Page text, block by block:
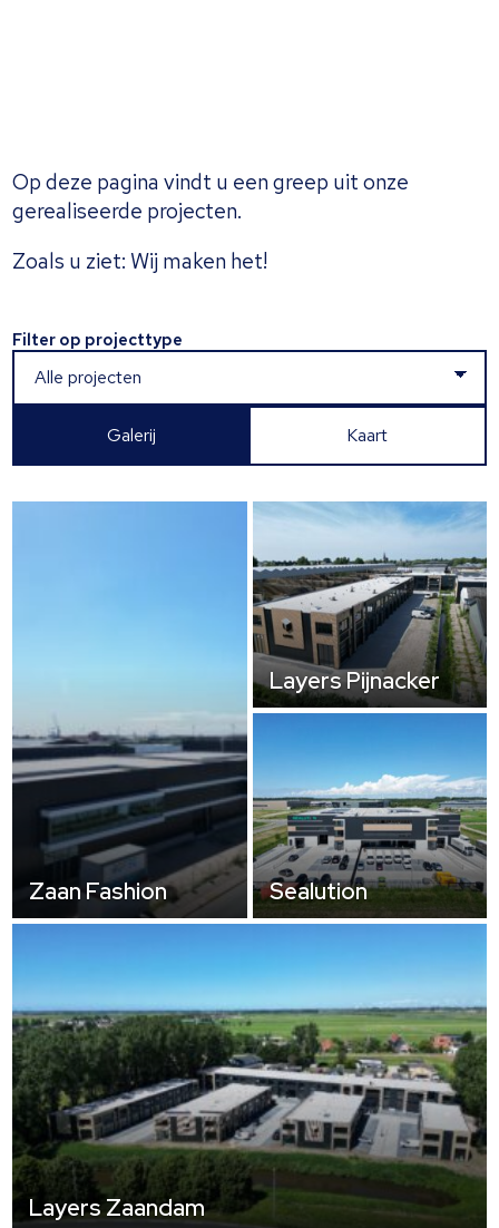
Op deze pagina vindt u een greep uit onze
gerealiseerde projecten.
Zoals u ziet: Wij maken het!
Filter op projecttype
Galerij Kaart
Zaan Fashion
Layers Zaandam
Layers Pijnacker
Sealution